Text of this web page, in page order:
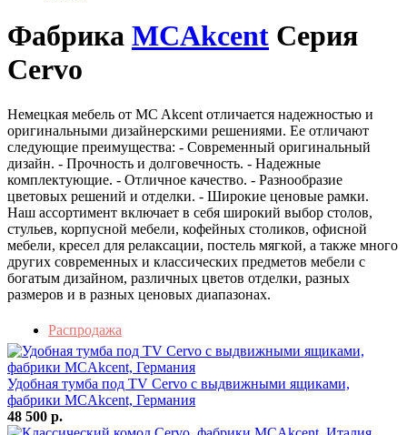
Фабрика MCAkcent Серия
Cervo
Немецкая мебель от MC Akcent отличается надежностью и
оригинальными дизайнерскими решениями. Ее отличают
следующие преимущества: - Современный оригинальный
дизайн. - Прочность и долговечность. - Надежные
комплектующие. - Отличное качество. - Разнообразие
цветовых решений и отделки. - Широкие ценовые рамки.
Наш ассортимент включает в себя широкий выбор столов,
стульев, корпусной мебели, кофейных столиков, офисной
мебели, кресел для релаксации, постель мягкой, а также много
других современных и классических предметов мебели с
богатым дизайном, различных цветов отделки, разных
размеров и в разных ценовых диапазонах.
Распродажа
Удобная тумба под TV Cervo с выдвижными ящиками,
фабрики MCAkcent, Германия
48 500 р.